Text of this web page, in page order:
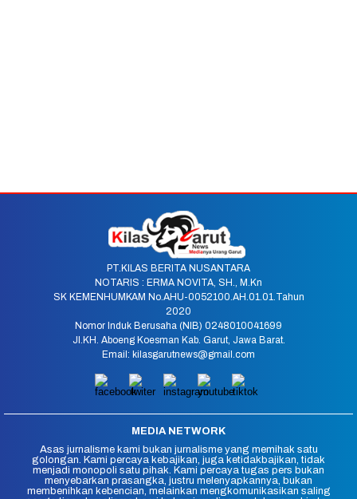
PT.KILAS BERITA NUSANTARA
NOTARIS : ERMA NOVITA, SH., M.Kn
SK KEMENHUMKAM No.AHU-0052100.AH.01.01.Tahun
2020
Nomor Induk Berusaha (NIB) 0248010041699
Jl.KH. Aboeng Koesman Kab. Garut, Jawa Barat.
Email: kilasgarutnews@gmail.com
MEDIA NETWORK
Asas jurnalisme kami bukan jurnalisme yang memihak satu
golongan. Kami percaya kebajikan, juga ketidakbajikan, tidak
menjadi monopoli satu pihak. Kami percaya tugas pers bukan
menyebarkan prasangka, justru melenyapkannya, bukan
membenihkan kebencian, melainkan mengkomunikasikan saling